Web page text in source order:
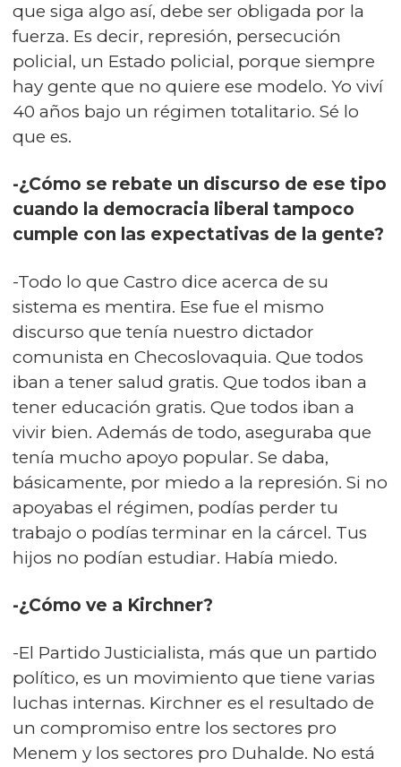
que siga algo así, debe ser obligada por la
fuerza. Es decir, represión, persecución
policial, un Estado policial, porque siempre
hay gente que no quiere ese modelo. Yo viví
40 años bajo un régimen totalitario. Sé lo
que es.
-¿Cómo se rebate un discurso de ese tipo
cuando la democracia liberal tampoco
cumple con las expectativas de la gente?
-Todo lo que Castro dice acerca de su
sistema es mentira. Ese fue el mismo
discurso que tenía nuestro dictador
comunista en Checoslovaquia. Que todos
iban a tener salud gratis. Que todos iban a
tener educación gratis. Que todos iban a
vivir bien. Además de todo, aseguraba que
tenía mucho apoyo popular. Se daba,
básicamente, por miedo a la represión. Si no
apoyabas el régimen, podías perder tu
trabajo o podías terminar en la cárcel. Tus
hijos no podían estudiar. Había miedo.
-¿Cómo ve a Kirchner?
-El Partido Justicialista, más que un partido
político, es un movimiento que tiene varias
luchas internas. Kirchner es el resultado de
un compromiso entre los sectores pro
Menem y los sectores pro Duhalde. No está